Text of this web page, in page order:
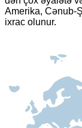
Amerika, Cənub-
ixrac olunur.